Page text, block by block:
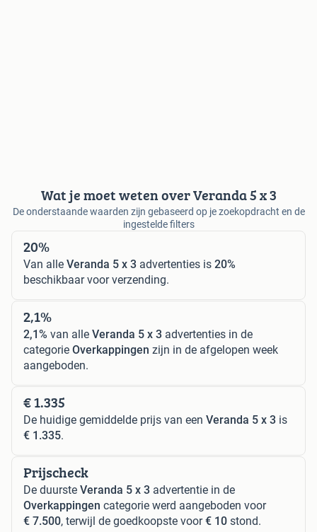
Wat je moet weten over Veranda 5 x 3
De onderstaande waarden zijn gebaseerd op je zoekopdracht en de
ingestelde filters
20%
Van alle Veranda 5 x 3 advertenties is 20%
beschikbaar voor verzending.
2,1%
2,1% van alle Veranda 5 x 3 advertenties in de
categorie Overkappingen zijn in de afgelopen week
aangeboden.
€ 1.335
De huidige gemiddelde prijs van een Veranda 5 x 3 is
€ 1.335.
Prijscheck
De duurste Veranda 5 x 3 advertentie in de
Overkappingen categorie werd aangeboden voor
€ 7.500, terwijl de goedkoopste voor€ 10 stond.